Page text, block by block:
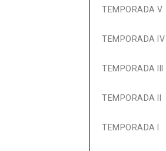
TEMPORADA V
TEMPORADA IV
TEMPORADA III
TEMPORADA II
TEMPORADA I